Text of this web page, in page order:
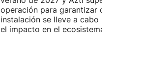
operación para garantizar que la
instalación se lleve a cabo
el impacto en el ecosistema marino.